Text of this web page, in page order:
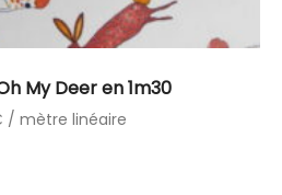
My Deer en 1m30
/ mètre linéaire